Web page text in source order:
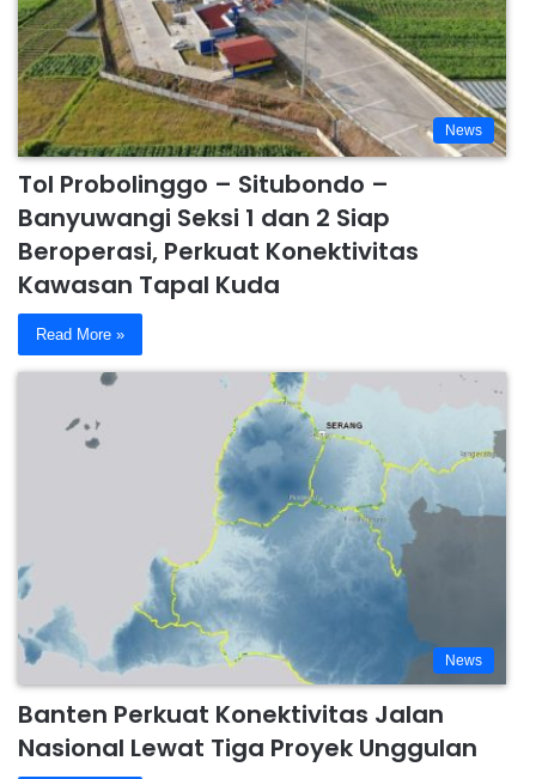
News
Tol Probolinggo – Situbondo –
Banyuwangi Seksi 1 dan 2 Siap
Beroperasi, Perkuat Konektivitas
Kawasan Tapal Kuda
Read More »
News
Banten Perkuat Konektivitas Jalan
Nasional Lewat Tiga Proyek Unggulan